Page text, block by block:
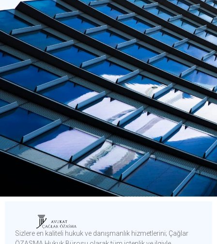
Sizlere en kaliteli hukuk ve danışmanlık hizmetlerini; Çağlar